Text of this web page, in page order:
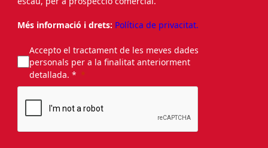
Més informació i drets: Política de privacitat.
Accepto el tractament de les meves dades
personals per a la finalitat anteriorment
detallada. *